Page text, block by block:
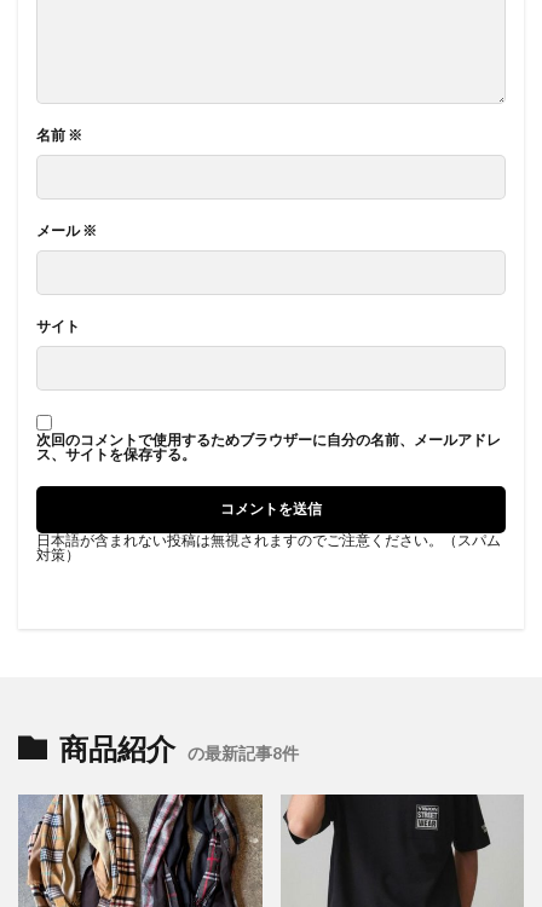
名前 ※
メール※
サイト
次回のコメントで使用するためブラウザーに自分の名前、メールアドレ
ス、サイトを保存する。
日本語が含まれない投稿は無視されますのでご注意ください。（スパム
対策）
商品紹介 の最新記事8件